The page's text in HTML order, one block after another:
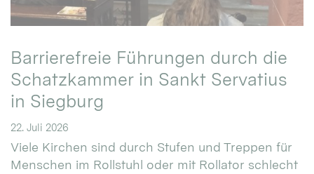
Barrierefreie Führungen durch die
Schatzkammer in Sankt Servatius
in Siegburg
22. Juli 2026
Viele Kirchen sind durch Stufen und Treppen für
Menschen im Rollstuhl oder mit Rollator schlecht